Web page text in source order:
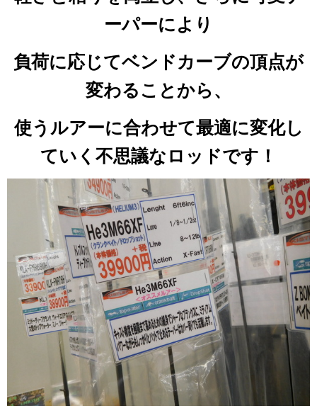
ーパーにより
負荷に応じてベンドカーブの頂点が
変わることから、
使うルアーに合わせて最適に変化し
ていく不思議なロッドです！